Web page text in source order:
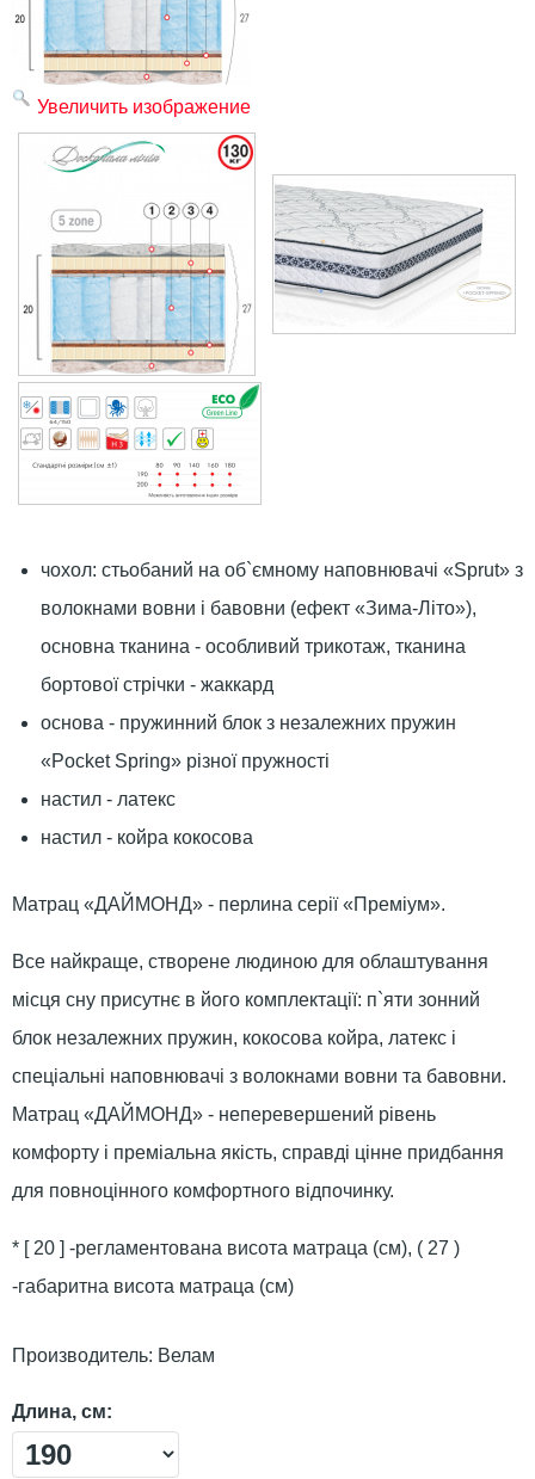
Увеличить изображение
чохол: стьобаний на об`ємному наповнювачі «Sprut» з
волокнами вовни і бавовни (ефект «Зима-Літо»),
основна тканина - особливий трикотаж, тканина
бортової стрічки - жаккард
основа - пружинний блок з незалежних пружин
«Pocket Spring» різної пружності
настил - латекс
настил - койра кокосова
Матрац «ДАЙМОНД» - перлина серії «Преміум».
Все найкраще, створене людиною для облаштування
місця сну присутнє в його комплектації: п`яти зонний
блок незалежних пружин, кокосова койра, латекс і
спеціальні наповнювачі з волокнами вовни та бавовни.
Матрац «ДАЙМОНД» - неперевершений рівень
комфорту і преміальна якість, справді цінне придбання
для повноцінного комфортного відпочинку.
* [ 20 ] -регламентована висота матраца (см), ( 27 )
-габаритна висота матраца (см)
Производитель: Велам
Длина, см: